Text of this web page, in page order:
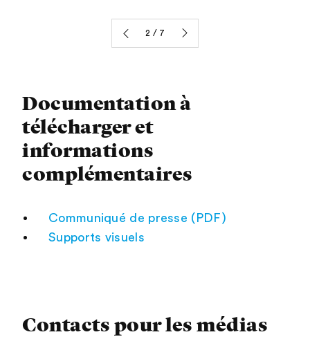
2 7
Documentation à
télécharger et
informations
complémentaires
Communiqué de presse (PDF)
Supports visuels
Contacts pour les médias